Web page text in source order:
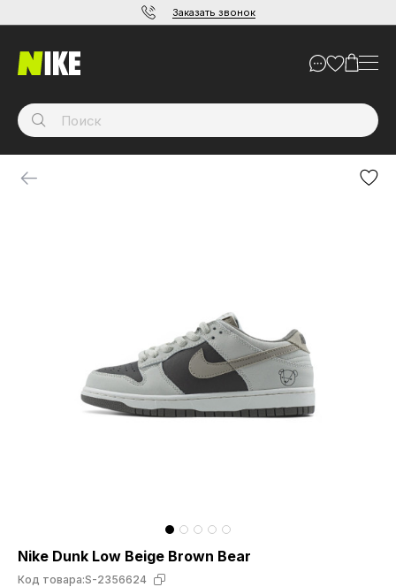
Заказать звонок
Nike Dunk Low Beige Brown Bear
Код товара:S-2356624